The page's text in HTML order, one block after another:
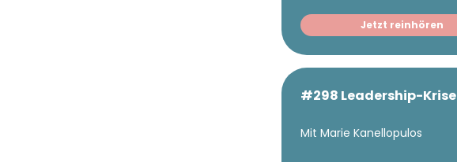
Jetzt reinhören
#298 Leadership-Krise
Mit Marie Kanellopulos